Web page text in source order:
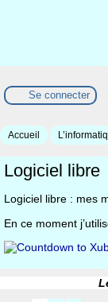
Se connecter
Accueil
Logiciel libre
Logiciel libre : mes
En ce moment